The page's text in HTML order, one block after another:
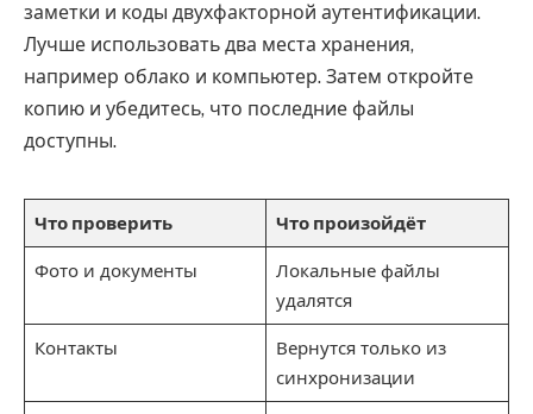
заметки и коды двухфакторной аутентификации.
Лучше использовать два места хранения,
например облако и компьютер. Затем откройте
копию и убедитесь, что последние файлы
доступны.
Что проверить Что произойдёт
Фото и документы
Локальные файлы
удалятся
Контакты
Вернутся только из
синхронизации